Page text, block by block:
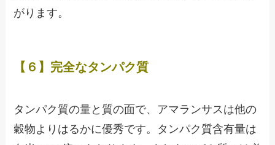
がります。
【６】完全なタンパク質
タンパク質の量と質の面で、アマランサスは他の
穀物よりはるかに優秀です。タンパク質含有量は